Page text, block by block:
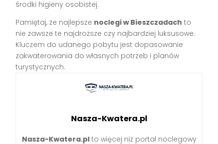
środki higieny osobistej.
Pamiętaj, że najlepsze noclegi w Bieszczadach to
nie zawsze te najdroższe czy najbardziej luksusowe.
Kluczem do udanego pobytu jest dopasowanie
zakwaterowania do własnych potrzeb i planów
turystycznych.
Nasza-Kwatera.pl
Nasza-Kwatera.plto więcej niż portal noclegowy